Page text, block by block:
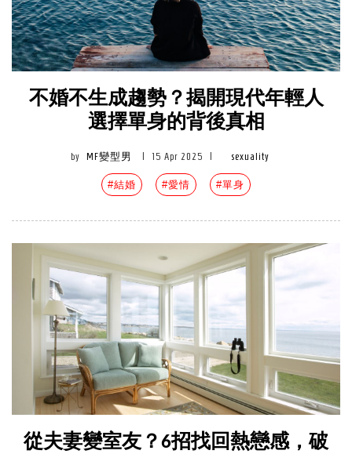
不婚不生成趨勢？揭開現代年輕人
選擇單身的背後真相
by MF變型男 15 Apr 2025 sexuality
#結婚 #愛情 #單身
從夫妻變室友？6招找回熱戀感，破